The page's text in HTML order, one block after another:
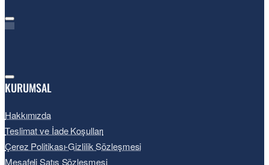
KURUMSAL
Hakkımızda
Teslimat ve İade Koşulları
Çerez Politikası-Gizlilik Sözleşmesi
Mesafeli Satış Sözleşmesi